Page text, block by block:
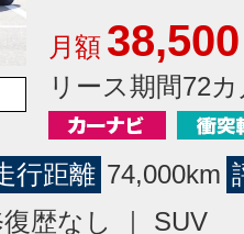
月額 38,500
リース期間72
行距離 74,000km
歴なし ｜ SUV